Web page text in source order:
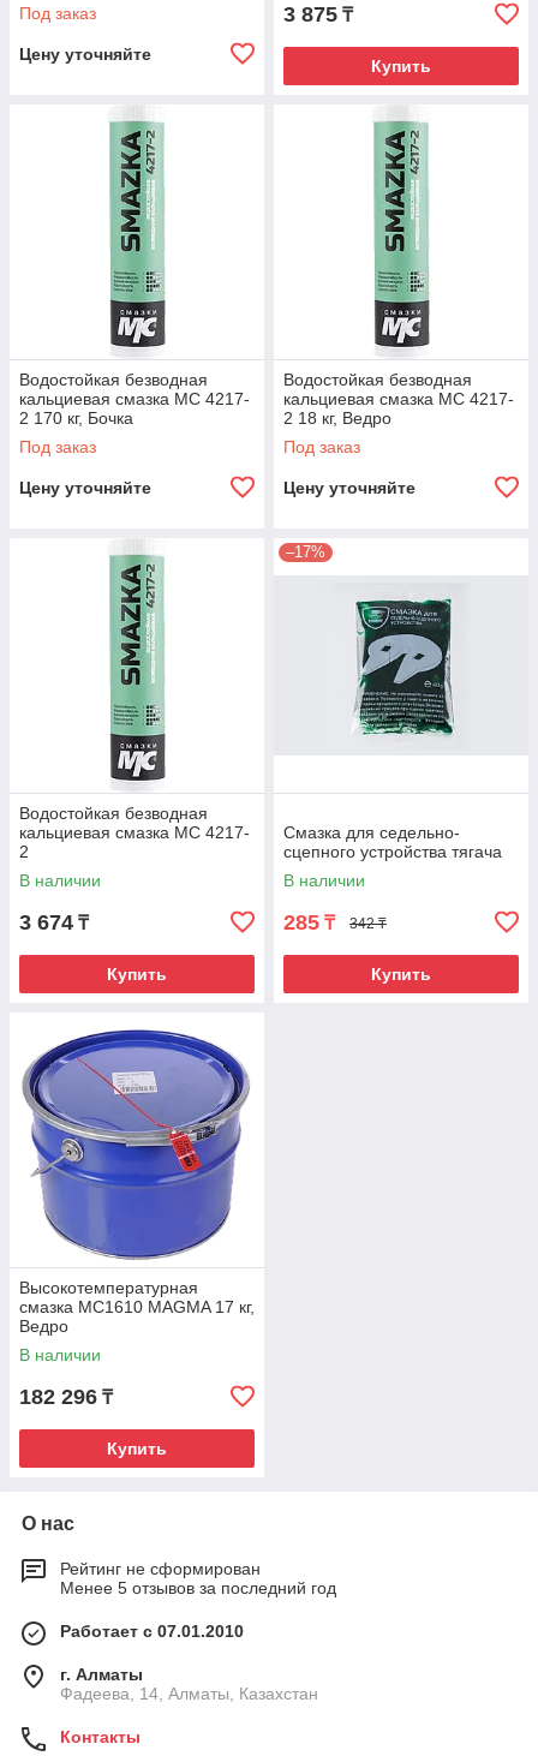
Под заказ
Цену уточняйте
3 875 ₸
Купить
Водостойкая безводная
кальциевая смазка МС 4217-
2 170 кг, Бочка
Под заказ
Цену уточняйте
Водостойкая безводная
кальциевая смазка МС 4217-
2 18 кг, Ведро
Под заказ
Цену уточняйте
Водостойкая безводная
кальциевая смазка МС 4217-
2
В наличии
3 674 ₸
Купить
–17%
Смазка для седельно-
сцепного устройства тягача
В наличии
285 ₸ 342 ₸
Купить
Высокотемпературная
смазка МС1610 MAGMA 17 кг,
Ведро
В наличии
182 296 ₸
Купить
О нас
Рейтинг не сформирован
Менее 5 отзывов за последний год
Работает с 07.01.2010
г. Алматы
Фадеева, 14, Алматы, Казахстан
Контакты